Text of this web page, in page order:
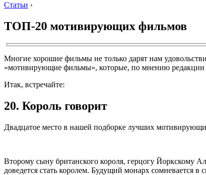
Статьи ›
ТОП-20 мотивирующих фильмов
Многие хорошие фильмы не только дарят нам
«мотивирующие фильмы», которые, по мнению
Итак, встречайте:
20. Король говорит
Двадцатое место в нашей подборке лучших
Второму сыну британского короля, герцогу Йоркскому
доведется стать королем. Будущий монарх сомневается в